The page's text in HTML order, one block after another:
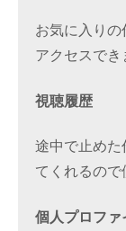
お気に入りの
アクセスでき
視聴履歴
途中で止めた
てくれるので
個人プロファ